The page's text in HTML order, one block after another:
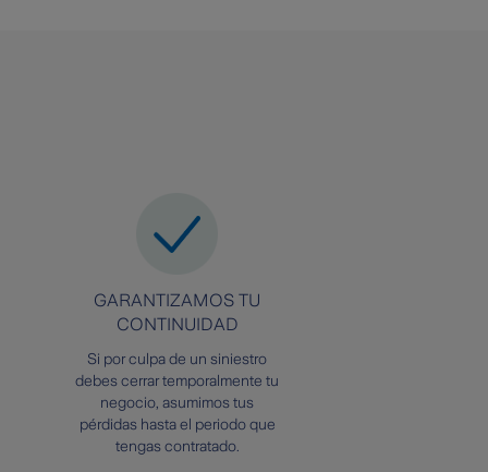
GARANTIZAMOS TU
CONTINUIDAD
Si por culpa de un siniestro
debes cerrar temporalmente tu
negocio, asumimos tus
pérdidas hasta el periodo que
tengas contratado.